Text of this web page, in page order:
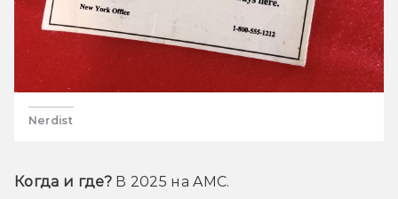
Nerdist
Когда и где? В 2025 на AMC.